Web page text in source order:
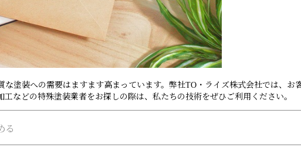
な塗装への需要はますます高まっています。弊社TO・ライズ株式会社では、
などの特殊塗装業者をお探しの際は、私たちの技術をぜひご利用ください。
る